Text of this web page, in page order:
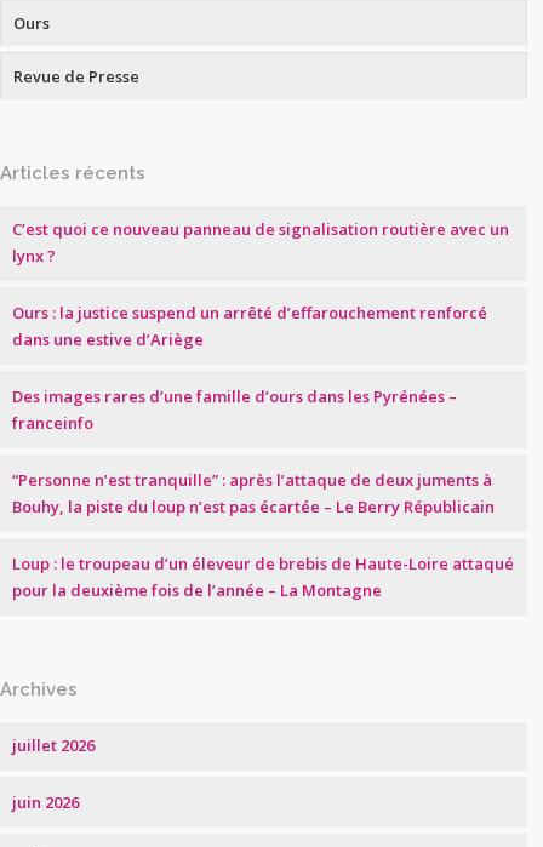
Ours
Revue de Presse
Articles récents
C’est quoi ce nouveau panneau de signalisation routière avec un
lynx ?
Ours : la justice suspend un arrêté d’effarouchement renforcé
dans une estive d’Ariège
Des images rares d’une famille d’ours dans les Pyrénées –
franceinfo
“Personne n’est tranquille” : après l’attaque de deux juments à
Bouhy, la piste du loup n’est pas écartée – Le Berry Républicain
Loup : le troupeau d’un éleveur de brebis de Haute-Loire attaqué
pour la deuxième fois de l’année – La Montagne
Archives
juillet 2026
juin 2026